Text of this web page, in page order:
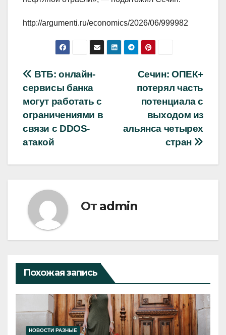
http://argumenti.ru/economics/2026/06/999982
Навигация
по
записям
Сечин: ОПЕК+
потерял часть
потенциала с
выходом из
альянса четырех
стран
ВТБ: онлайн-
сервисы банка
могут работать с
ограничениями в
связи с DDOS-
атакой
От admin
Похожая запись
НОВОСТИ РАЗНЫЕ